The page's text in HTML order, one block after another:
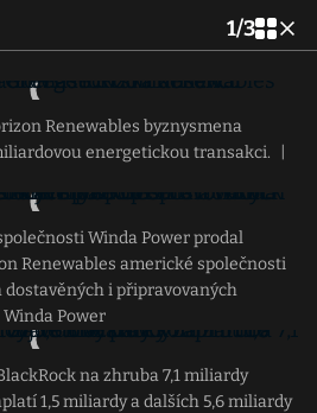
1/3
Renewables byznysmena
energetickou transakci.
Winda Power prodal
Renewables americké společnosti
i připravovaných
Power
na zhruba 7,1 miliardy
1,5 miliardy a dalších 5,6 miliardy